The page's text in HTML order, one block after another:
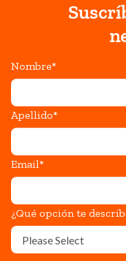
Nombre*
Apellido*
Email*
¿Qué opción te